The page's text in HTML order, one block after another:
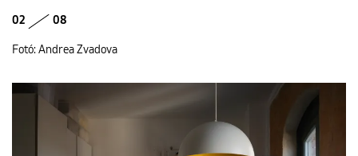
02 08
Fotó: Andrea Zvadova